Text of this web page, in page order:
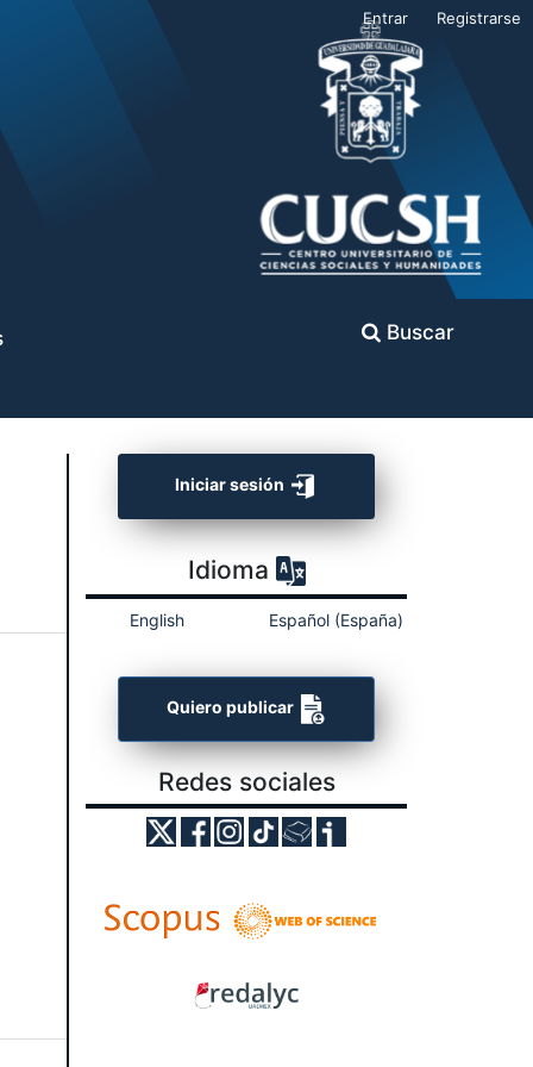
Buscar
Entrar Registrarse
Iniciar sesión
Idioma
English Español (España)
Quiero publicar
Redes sociales